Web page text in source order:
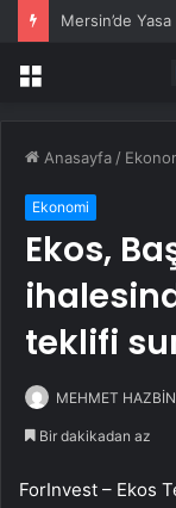
Mersin’de Yasa
Menü
Anasayfa /
Ekonomi
Ekos,
teklifi
MEHMET
Bir dakikadan az
ForInvest – Ekos